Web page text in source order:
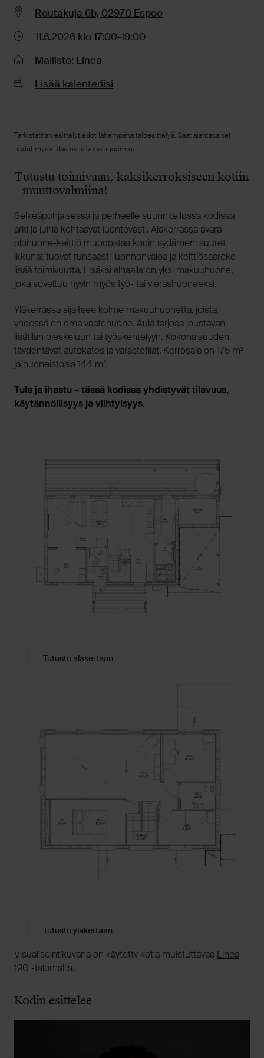
Routakuja 6b, 02970 Espoo
11.6.2026 klo 17:00-19:00
Mallisto: Linea
Lisää kalenteriisi
Tarkistathan esittelytiedot lähempänä taloesittelyä. Saat ajantasaiset
tiedot myös tilaamalla uutiskirjeemme.
Tutustu toimivaan, kaksikerroksiseen kotiin
– muuttovalmiina!
Selkeäpohjaisessa ja perheelle suunnitellussa kodissa
arki ja juhla kohtaavat luontevasti. Alakerrassa avara
olohuone-keittiö muodostaa kodin sydämen: suuret
ikkunat tuovat runsaasti luonnonvaloa ja keittiösaareke
lisää toimivuutta. Lisäksi alhaalla on yksi makuuhuone,
joka soveltuu hyvin myös työ- tai vierashuoneeksi.
Yläkerrassa sijaitsee kolme makuuhuonetta, joista
yhdessä on oma vaatehuone. Aula tarjoaa joustavan
lisätilan oleskeluun tai työskentelyyn. Kokonaisuuden
täydentävät autokatos ja varastotilat. Kerrosala on 175 m²
ja huoneistoala 144 m².
Tule ja ihastu – tässä kodissa yhdistyvät tilavuus,
käytännöllisyys ja viihtyisyys.
Tutustu alakertaan
Tutustu yläkertaan
Visualisointikuvana on käytetty kotia muistuttavaa Linea
190 -talomallia.
Kodin esittelee